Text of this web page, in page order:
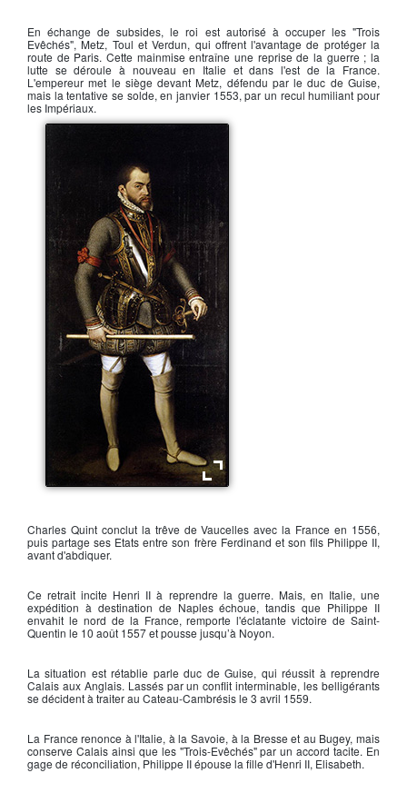
En échange de subsides, le roi est autorisé à occuper les "Trois
Evêchés", Metz, Toul et Verdun, qui offrent l'avantage de protéger la
route de Paris. Cette mainmise entraîne une reprise de la guerre ; la
lutte se déroule à nouveau en Italie et dans l'est de la France.
L'empereur met le siège devant Metz, défendu par leduc de Guise,
mais la tentative se solde, en janvier 1553, par un recul humiliant pour
les Impériaux.
Charles Quintconclut la trêve de Vaucelles avec la France en 1556,
puis partage ses Etats entre son frère Ferdinand et son fils Philippe II,
avant d'abdiquer.
Ce retrait incite Henri II à reprendre la guerre. Mais, en Italie, une
expédition à destination de Naples échoue, tandis que Philippe II
envahit le nord de la France, remporte l'éclatante victoire de Saint-
Quentin le 10 août 1557 et pousse jusqu’à Noyon.
La situation est rétablie parleduc de Guise, qui réussit à reprendre
Calais aux Anglais. Lassés par un conflit interminable, les belligérants
se décident à traiter au Cateau-Cambrésis le 3 avril 1559.
La France renonce à l'Italie, à la Savoie, à la Bresse et au Bugey, mais
conserve Calais ainsi que les "Trois-Evêchés" par un accord tacite. En
gage de réconciliation, Philippe IIépouse la fille d'Henri II, Elisabeth.